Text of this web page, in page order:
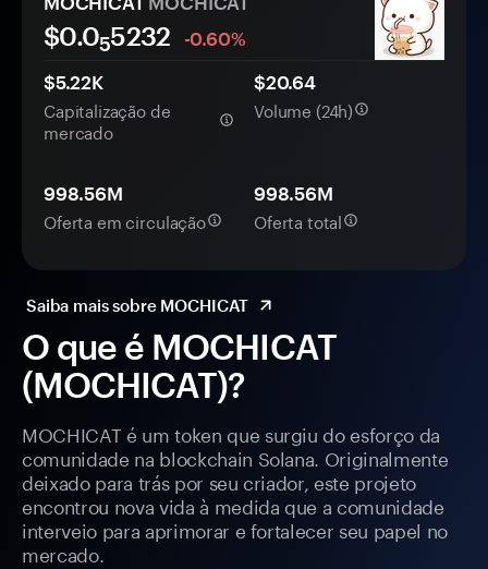
O que é MOCHICAT
(MOCHICAT)?
MOCHICAT é um token que surgiu do esforço da
comunidade na blockchain Solana. Originalmente
deixado para trás por seu criador, este projeto
encontrou nova vida à medida que a comunidade
interveio para aprimorar e fortalecer seu papel no
mercado.
$0.055232
-0.60%
$5.22K
Capitalização de
mercado
$20.64
Volume (24h)
998.56M
Oferta em circulação
998.56M
Oferta total
Saiba mais sobre MOCHICAT